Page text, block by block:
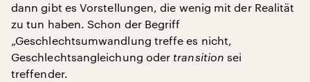
dann gibt es Vorstellungen, die wenig mit der Realität
zu tun haben. Schon der Begriff
„Geschlechtsumwandlung treffe es nicht,
Geschlechtsangleichung oder transition sei
treffender.